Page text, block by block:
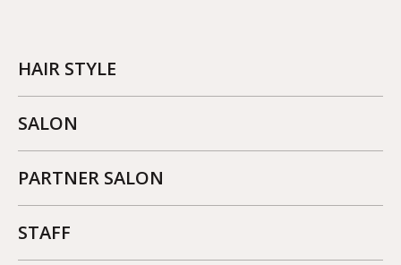
HAIR STYLE
SALON
PARTNER SALON
STAFF